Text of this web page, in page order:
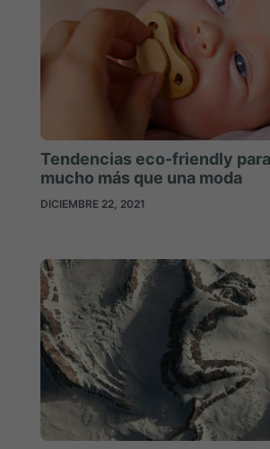
Tendencias eco-friendly
mucho más que una moda
DICIEMBRE 22, 2021